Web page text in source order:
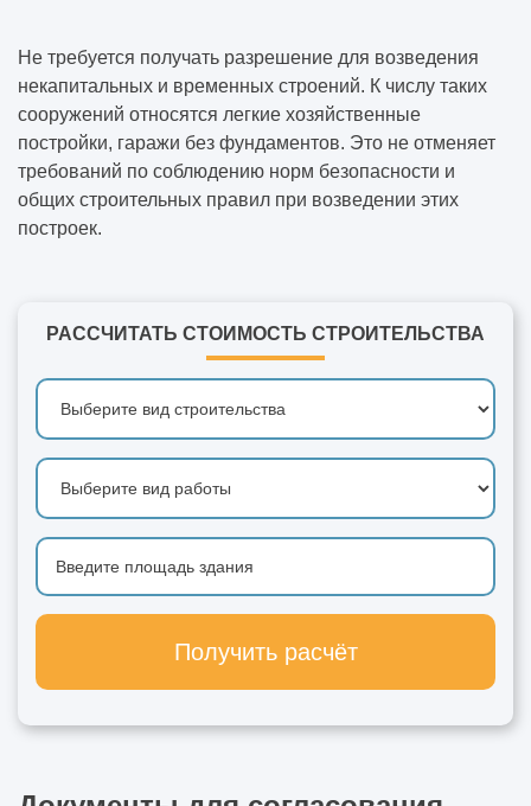
Не требуется получать разрешение для возведения
некапитальных и временных строений. К числу таких
сооружений относятся легкие хозяйственные
постройки, гаражи без фундаментов. Это не отменяет
требований по соблюдению норм безопасности и
общих строительных правил при возведении этих
построек.
РАССЧИТАТЬ СТОИМОСТЬ СТРОИТЕЛЬСТВА
Получить расчёт